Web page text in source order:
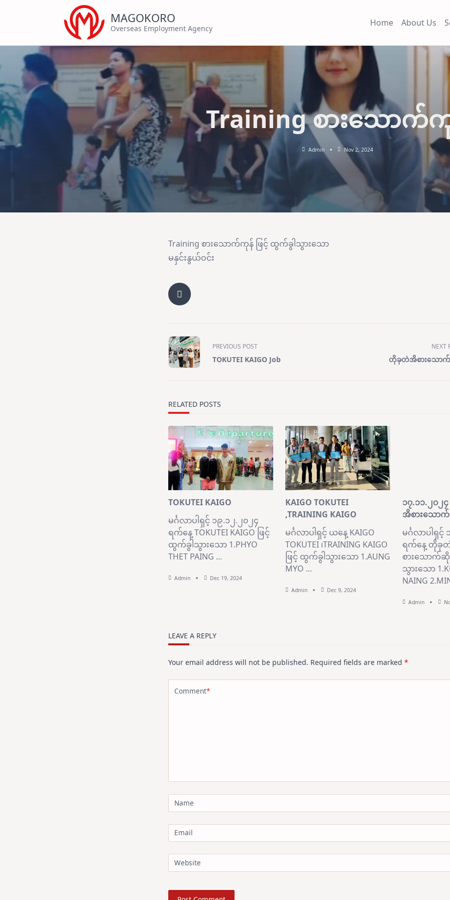
MAGOKORO
Overseas Employment Agency Home About Us
Training စားသောက်
Admin Nov 2, 2024
Training စားသောက်ကုန် ဖြင့် ထွက်ခွါသွားသော
မနှင်းနွယ်ဝင်း
PREVIOUS POST
TOKUTEI KAIGO Job
NEXT
တိုခုတဲအိစားသော
RELATED POSTS
TOKUTEI KAIGO
မင်္ဂလာပါရှင့် ၁၉.၁၂.၂၀၂၄
ရက်နေ့ TOKUTEI KAIGO ဖြင့်
ထွက်ခွါသွားသော 1.PHYO
THET PAING ...
Admin Dec 19, 2024
KAIGO TOKUTEI
,TRAINING KAIGO
မင်္ဂလာပါရှင့် ယနေ့ KAIGO
TOKUTEI ၊TRAINING KAIGO
ဖြင့် ထွက်ခွါသွားသော 1.AUNG
MYO ...
Admin Dec 9, 2024
၁၇.၁၁.၂၀
အိစားသော
မင်္ဂလာပါရှင့်
ရက်နေ့ တိုခု
စားသောက်ဆို
သွားသော
NAING
Admin
LEAVE A REPLY
Your email address will not be published. Required fields are marked *
Comment*
Name
Email
Website